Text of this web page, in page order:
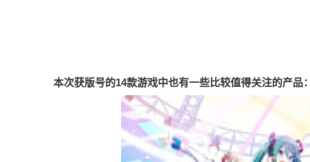
本次获版号的14款游戏中也有一些比较值得关注的产品